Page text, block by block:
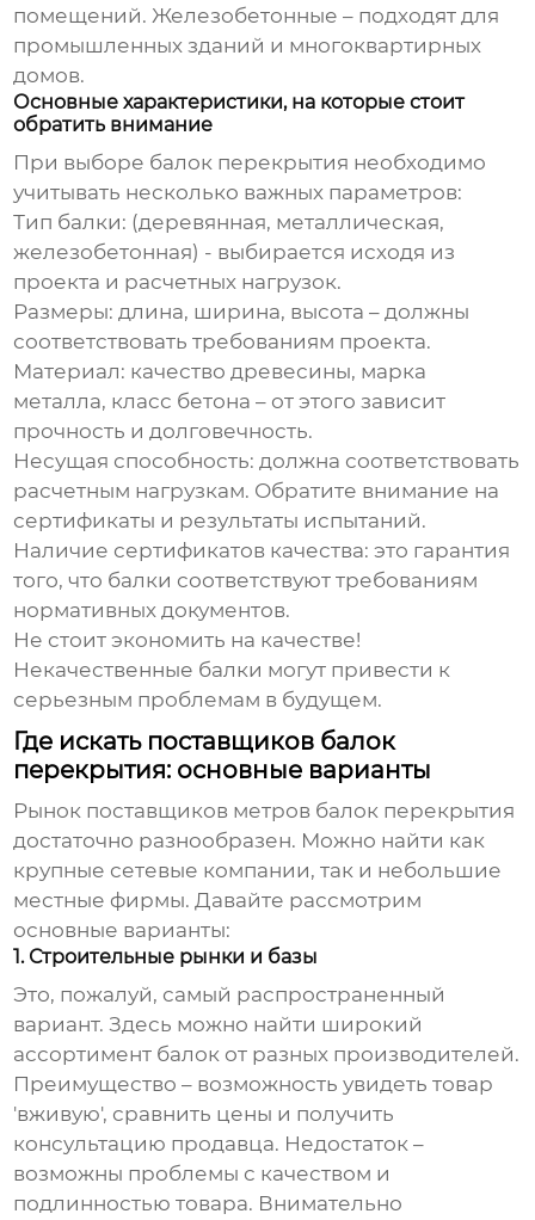
помещений. Железобетонные – подходят для
промышленных зданий и многоквартирных
домов.
Основные характеристики, на которые стоит
обратить внимание
При выборе балок перекрытия необходимо
учитывать несколько важных параметров:
Тип балки: (деревянная, металлическая,
железобетонная) - выбирается исходя из
проекта и расчетных нагрузок.
Размеры: длина, ширина, высота – должны
соответствовать требованиям проекта.
Материал: качество древесины, марка
металла, класс бетона – от этого зависит
прочность и долговечность.
Несущая способность: должна соответствовать
расчетным нагрузкам. Обратите внимание на
сертификаты и результаты испытаний.
Наличие сертификатов качества: это гарантия
того, что балки соответствуют требованиям
нормативных документов.
Не стоит экономить на качестве!
Некачественные балки могут привести к
серьезным проблемам в будущем.
Где искать поставщиков балок
перекрытия: основные варианты
Рынок поставщиков метров балок перекрытия
достаточно разнообразен. Можно найти как
крупные сетевые компании, так и небольшие
местные фирмы. Давайте рассмотрим
основные варианты:
1. Строительные рынки и базы
Это, пожалуй, самый распространенный
вариант. Здесь можно найти широкий
ассортимент балок от разных производителей.
Преимущество – возможность увидеть товар
'вживую', сравнить цены и получить
консультацию продавца. Недостаток –
возможны проблемы с качеством и
подлинностью товара. Внимательно